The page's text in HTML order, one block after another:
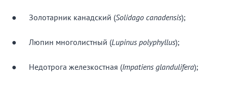
● Золотарник канадский (Solidago canadensis);
● Люпин многолистный (Lupinus polyphyllus);
● Недотрога железкостная (Impatiens glandulifera);